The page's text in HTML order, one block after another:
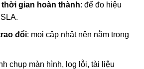
gian hoàn thành: để đo hiệu
đổi: mọi cập nhật nên nằm trong
chụp màn hình, log lỗi, tài liệu